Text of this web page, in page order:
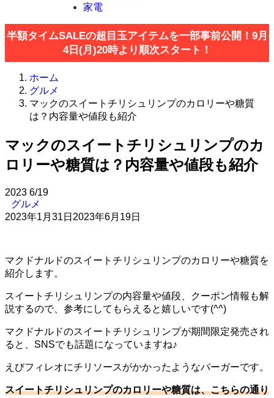
家電
半額タイムSALEの超目玉アイテムを一部事前公開！9月
4日(月)20時より順次スタート！
ホーム
グルメ
マックのスイートチリシュリンプのカロリーや糖質
は？内容量や値段も紹介
マックのスイートチリシュリンプのカ
ロリーや糖質は？内容量や値段も紹介
2023 6/19
グルメ
2023年1月31日 2023年6月19日
マクドナルドのスイートチリシュリンプのカロリーや糖質を
紹介します。
スイートチリシュリンプの内容量や値段、クーポン情報も解
説するので、参考にしてもらえると嬉しいです(^^)
マクドナルドのスイートチリシュリンプが期間限定発売され
ると、SNSでも話題になっていますね♪
えびフィレオにチリソースがかかったようなバーガーです。
スイートチリシュリンプのカロリーや糖質は、こちらの通り